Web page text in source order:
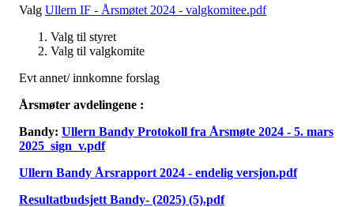
Valg Ullern IF - Årsmøtet 2024 - valgkomitee.pdf
Valg til styret
Valg til valgkomite
Evt annet/ innkomne forslag
Årsmøter avdelingene :
Bandy: Ullern Bandy Protokoll fra Årsmøte 2024 - 5. mars
2025_sign_v.pdf
Ullern Bandy Årsrapport 2024 - endelig versjon.pdf
Resultatbudsjett Bandy- (2025) (5).pdf